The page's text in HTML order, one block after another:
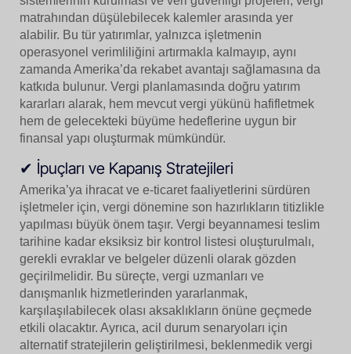
matrahından düşülebilecek kalemler arasında yer
alabilir. Bu tür yatırımlar, yalnızca işletmenin
operasyonel verimliliğini artırmakla kalmayıp, aynı
zamanda Amerika’da rekabet avantajı sağlamasına da
katkıda bulunur. Vergi planlamasında doğru yatırım
kararları alarak, hem mevcut vergi yükünü hafifletmek
hem de gelecekteki büyüme hedeflerine uygun bir
finansal yapı oluşturmak mümkündür.
✔ İpuçları ve Kapanış Stratejileri
Amerika’ya ihracat ve e-ticaret faaliyetlerini sürdüren
işletmeler için, vergi dönemine son hazırlıkların titizlikle
yapılması büyük önem taşır. Vergi beyannamesi teslim
tarihine kadar eksiksiz bir kontrol listesi oluşturulmalı,
gerekli evraklar ve belgeler düzenli olarak gözden
geçirilmelidir. Bu süreçte, vergi uzmanları ve
danışmanlık hizmetlerinden yararlanmak,
karşılaşılabilecek olası aksaklıkların önüne geçmede
etkili olacaktır. Ayrıca, acil durum senaryoları için
alternatif stratejilerin geliştirilmesi, beklenmedik vergi